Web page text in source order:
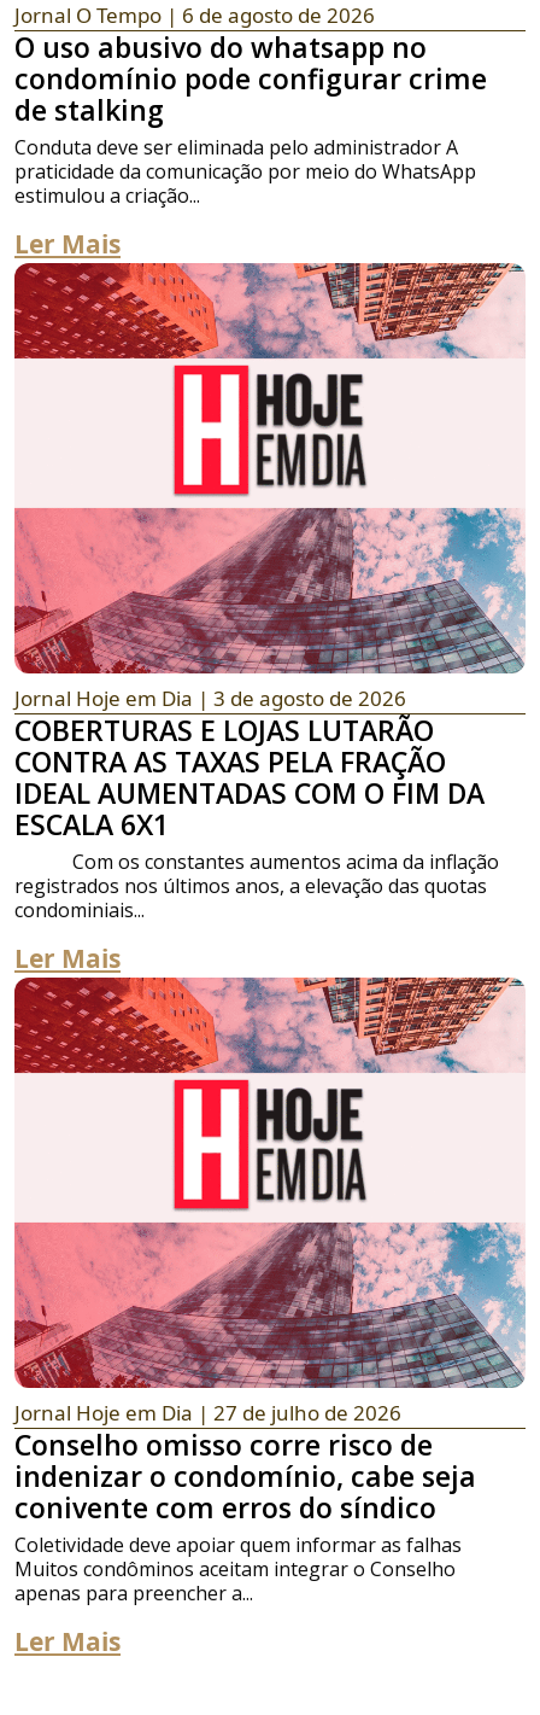
Jornal O Tempo | 6 de agosto de 2026
O uso abusivo do whatsapp no
condomínio pode configurar crime
de stalking
Conduta deve ser eliminada pelo administrador A
praticidade da comunicação por meio do WhatsApp
estimulou a criação...
Ler Mais
Jornal Hoje em Dia | 3 de agosto de 2026
COBERTURAS E LOJAS LUTARÃO
CONTRA AS TAXAS PELA FRAÇÃO
IDEAL AUMENTADAS COM O FIM DA
ESCALA 6X1
Com os constantes aumentos acima da inflação
registrados nos últimos anos, a elevação das quotas
condominiais...
Ler Mais
Jornal Hoje em Dia | 27 de julho de 2026
Conselho omisso corre risco de
indenizar o condomínio, cabe seja
conivente com erros do síndico
Coletividade deve apoiar quem informar as falhas
Muitos condôminos aceitam integrar o Conselho
apenas para preencher a...
Ler Mais